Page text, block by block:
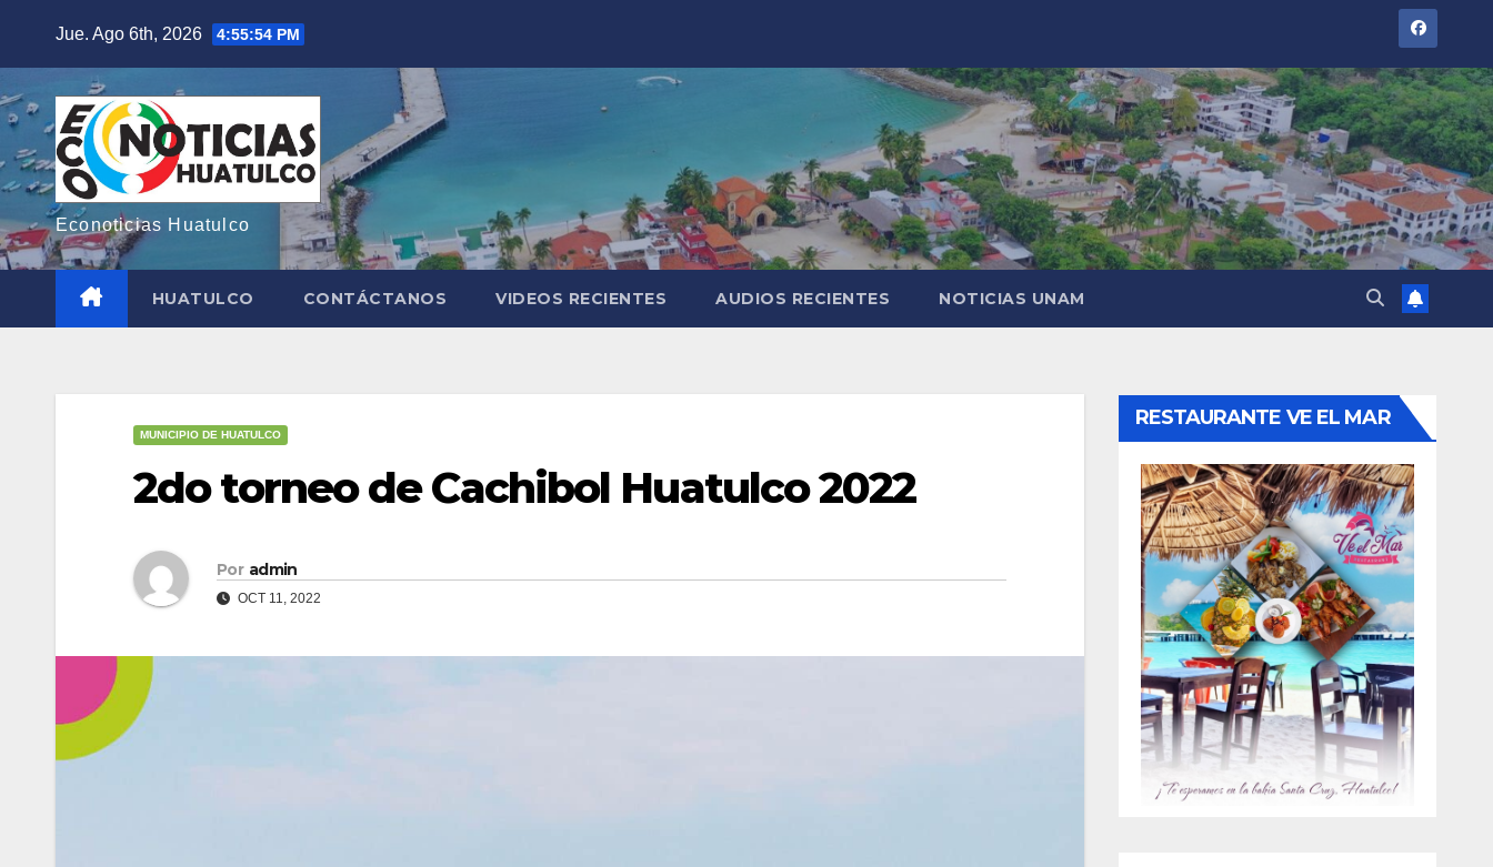
Jue. Ago 6th, 2026 4:55:56 PM
Econoticias Huatulco
HUATULCO CONTÁCTANOS VIDEOS RECIENTES AUDIOS RECIENTES NOTICIAS UNAM
MUNICIPIO DE HUATULCO
2do torneo de Cachibol Huatulco 2022
Por admin
OCT 11, 2022
RESTAURANTE VE EL MAR